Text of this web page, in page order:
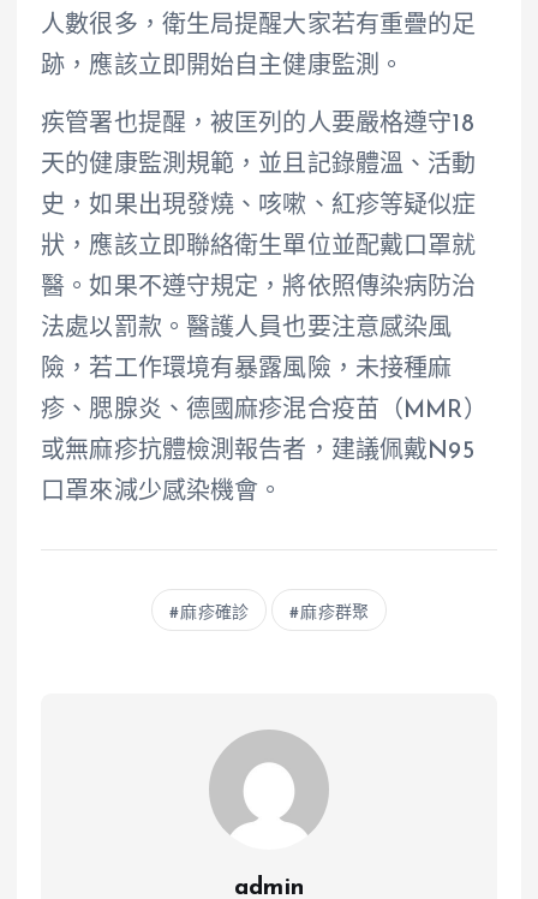
人數很多，衛生局提醒大家若有重疊的足
跡，應該立即開始自主健康監測。
疾管署也提醒，被匡列的人要嚴格遵守18
天的健康監測規範，並且記錄體溫、活動
史，如果出現發燒、咳嗽、紅疹等疑似症
狀，應該立即聯絡衛生單位並配戴口罩就
醫。如果不遵守規定，將依照傳染病防治
法處以罰款。醫護人員也要注意感染風
險，若工作環境有暴露風險，未接種麻
疹、腮腺炎、德國麻疹混合疫苗（MMR）
或無麻疹抗體檢測報告者，建議佩戴N95
口罩來減少感染機會。
麻疹確診 麻疹群聚
admin